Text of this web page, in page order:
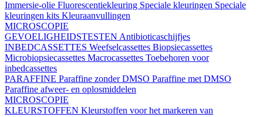
Immersie-olie Fluorescentiekleuring Speciale kleuringen Speciale
kleuringen kits Kleuraanvullingen
MICROSCOPIE
GEVOELIGHEIDSTESTEN Antibioticaschijfjes
INBEDCASSETTES Weefselcassettes Biopsiecassettes
Microbiopsiecassettes Macrocassettes Toebehoren voor
inbedcassettes
PARAFFINE Paraffine zonder DMSO Paraffine met DMSO
Paraffine afweer- en oplosmiddelen
MICROSCOPIE
KLEURSTOFFEN Kleurstoffen voor het markeren van